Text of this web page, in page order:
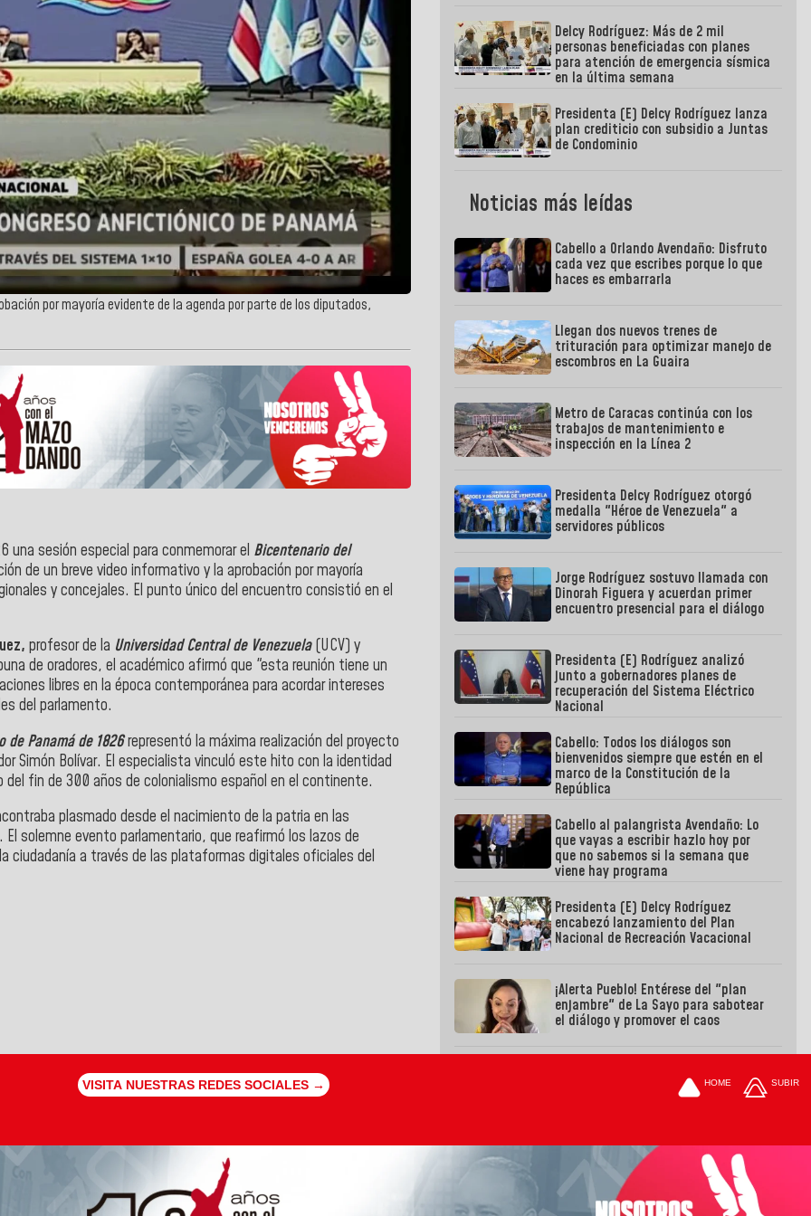
por mayoría evidente de la agenda por parte de los diputados,
una sesión especial para conmemorar el Bicentenario del
de un breve video informativo y la aprobación por mayoría
y concejales. El punto único del encuentro consistió en el
profesor de la Universidad Central de Venezuela(UCV) y
de oradores, el académico afirmó que "esta reunión tiene un
libres en la época contemporánea para acordar intereses
del parlamento.
de Panamá de 1826representó la máxima realización del proyecto
Simón Bolívar. El especialista vinculó este hito con la identidad
del fin de 300 años de colonialismo español en el continente.
plasmado desde el nacimiento de la patria en las
El solemne evento parlamentario, que reafirmó los lazos de
ciudadanía a través de las plataformas digitales oficiales del
Delcy Rodríguez: Más de 2 mil
personas beneficiadas con planes
para atención de emergencia sísmica
en la última semana
Presidenta (E) Delcy Rodríguez lanza
plan crediticio con subsidio a Juntas
de Condominio
Noticias más leídas
Cabello a Orlando Avendaño: Disfruto
cada vez que escribes porque lo que
haces es embarrarla
Llegan dos nuevos trenes de
trituración para optimizar manejo de
escombros en La Guaira
Metro de Caracas continúa con los
trabajos de mantenimiento e
inspección en la Línea 2
Presidenta Delcy Rodríguez otorgó
medalla "Héroe de Venezuela" a
servidores públicos
Jorge Rodríguez sostuvo llamada con
Dinorah Figuera y acuerdan primer
encuentro presencial para el diálogo
Presidenta (E) Rodríguez analizó
junto a gobernadores planes de
recuperación del Sistema Eléctrico
Nacional
Cabello: Todos los diálogos son
bienvenidos siempre que estén en el
marco de la Constitución de la
República
Cabello al palangrista Avendaño: Lo
que vayas a escribir hazlo hoy por
que no sabemos si la semana que
viene hay programa
Presidenta (E) Delcy Rodríguez
encabezó lanzamiento del Plan
Nacional de Recreación Vacacional
¡Alerta Pueblo! Entérese del "plan
enjambre" de La Sayo para sabotear
el diálogo y promover el caos
VISITA NUESTRAS REDES SOCIALES → HOME SUBIR